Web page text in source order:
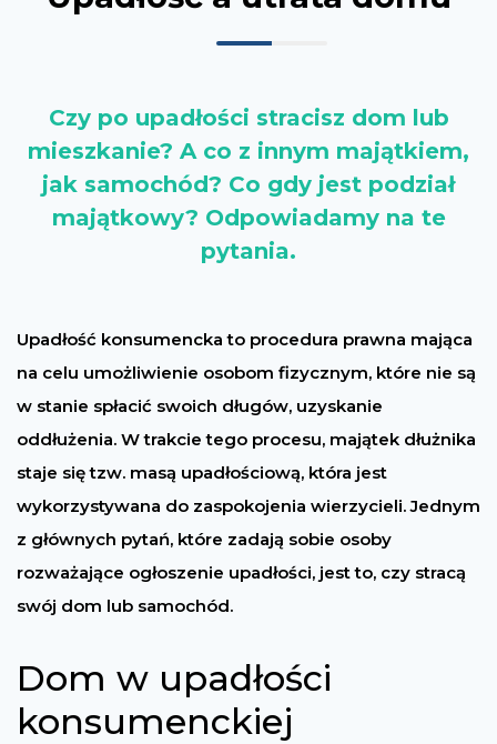
Czy po upadłości stracisz dom lub
mieszkanie? A co z innym majątkiem,
jak samochód? Co gdy jest podział
majątkowy? Odpowiadamy na te
pytania.
Upadłość konsumencka to procedura prawna mająca
na celu umożliwienie osobom fizycznym, które nie są
w stanie spłacić swoich długów, uzyskanie
oddłużenia. W trakcie tego procesu, majątek dłużnika
staje się tzw. masą upadłościową, która jest
wykorzystywana do zaspokojenia wierzycieli. Jednym
z głównych pytań, które zadają sobie osoby
rozważające ogłoszenie upadłości, jest to, czy stracą
swój dom lub samochód.
Dom w upadłości
konsumenckiej